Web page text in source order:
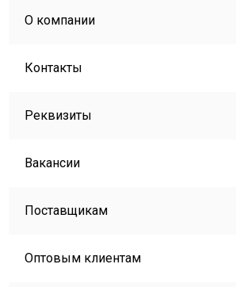
О компании
Контакты
Реквизиты
Вакансии
Поставщикам
Оптовым клиентам